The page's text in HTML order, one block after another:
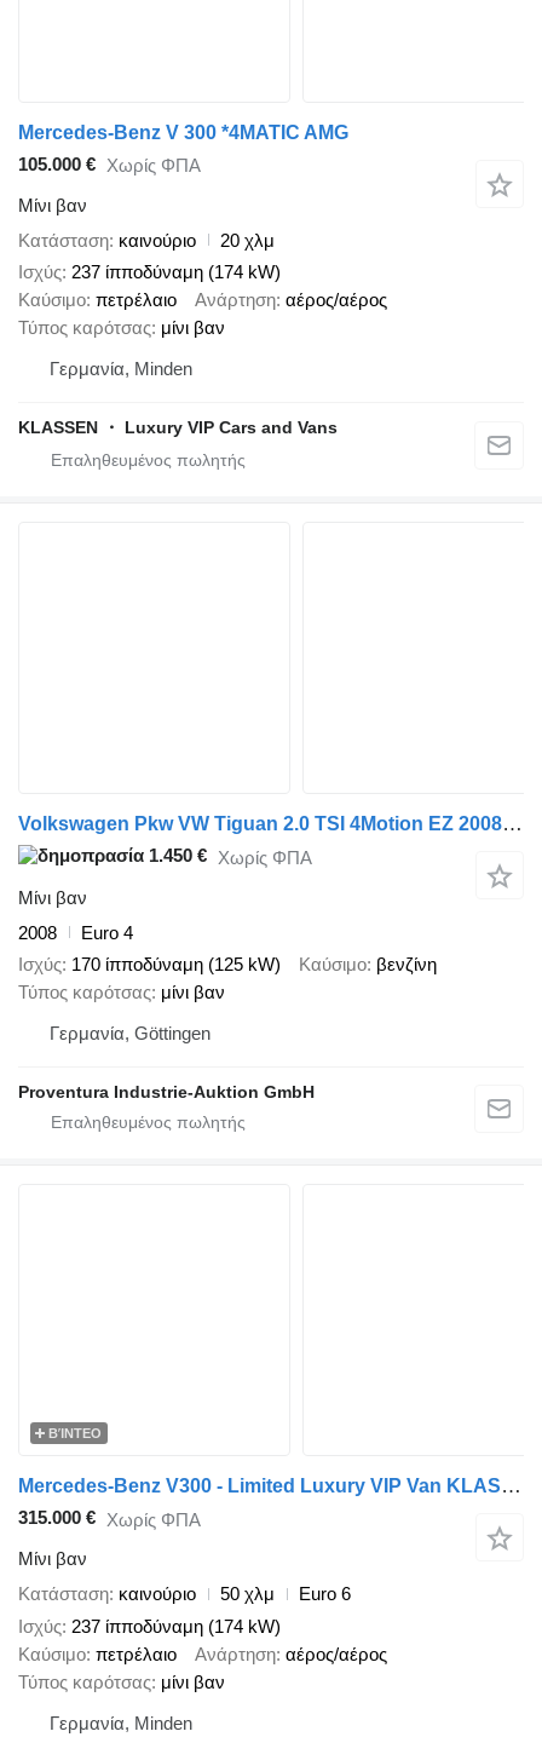
Mercedes-Benz V 300 *4MATIC AMG
105.000 € Χωρίς ΦΠΑ
Μίνι βαν
Κατάσταση καινούριο
20 χλμ
Ισχύς 237 ίπποδύναμη (174 kW)
Καύσιμο πετρέλαιο Ανάρτηση αέρος/αέρος
Τύπος καρότσας μίνι βαν
Γερμανία, Minden
KLASSEN ・ Luxury VIP Cars and Vans
Volkswagen Pkw VW Tiguan 2.0 TSI 4Motion EZ 2008 215.000 km
1.450 € Χωρίς ΦΠΑ
Μίνι βαν
2008
Euro 4
Ισχύς 170 ίπποδύναμη (125 kW) Καύσιμο βενζίνη
Τύπος καρότσας μίνι βαν
Γερμανία, Göttingen
Proventura Industrie-Auktion GmbH
ΒΊΝΤΕΟ
Mercedes-Benz V300 - Limited Luxury VIP Van KLASSEN - V-Class
315.000 € Χωρίς ΦΠΑ
Μίνι βαν
Κατάσταση καινούριο 50 χλμ
Euro 6
Ισχύς 237 ίπποδύναμη (174 kW)
Καύσιμο πετρέλαιο Ανάρτηση αέρος/αέρος
Τύπος καρότσας μίνι βαν
Γερμανία, Minden